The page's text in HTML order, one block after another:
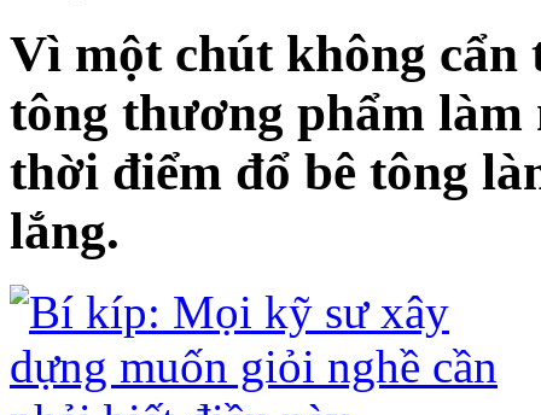
Vì một chút không cẩn
tông thương phẩm làm
thời điểm đổ bê tông
lắng.